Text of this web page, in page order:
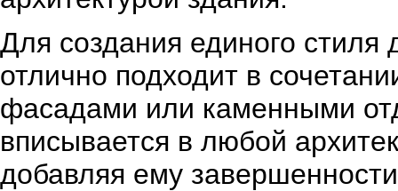
Для создания единого
отлично подходит в
фасадами или каменными
вписывается в любой
добавляя ему